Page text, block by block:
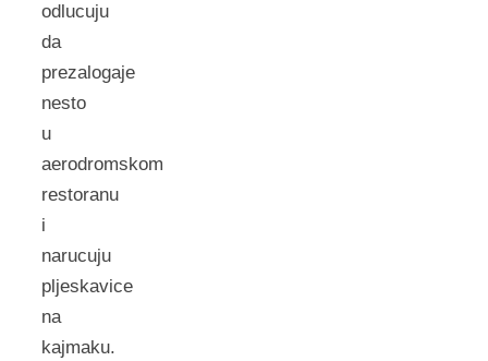
odlucuju
da
prezalogaje
nesto
u
aerodromskom
restoranu
i
narucuju
pljeskavice
na
kajmaku.